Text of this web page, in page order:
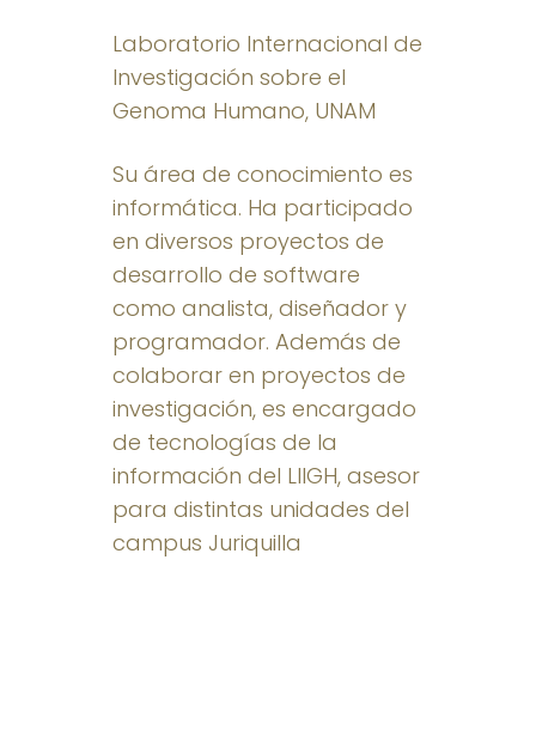
Laboratorio Internacional de
Investigación sobre el
Genoma Humano, UNAM
Su área de conocimiento es
informática. Ha participado
en diversos proyectos de
desarrollo de software
como analista, diseñador y
programador. Además de
colaborar en proyectos de
investigación, es encargado
de tecnologías de la
información del LIIGH, asesor
para distintas unidades del
campus Juriquilla